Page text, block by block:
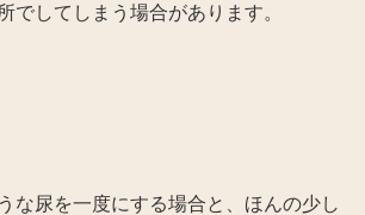
してしまう場合があります。
な尿を一度にする場合と、ほんの少し